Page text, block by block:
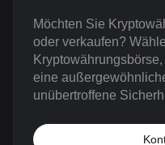
Möchten Sie
oder verkaufen?
eine
unübertroffene